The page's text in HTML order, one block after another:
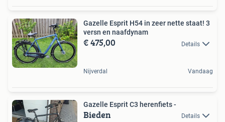
Gazelle Esprit H54 in zeer nette staat! 3
versn en naafdynam
€ 475,00 Details
Nijverdal Vandaag
Gazelle Esprit C3 herenfiets -
Bieden Details